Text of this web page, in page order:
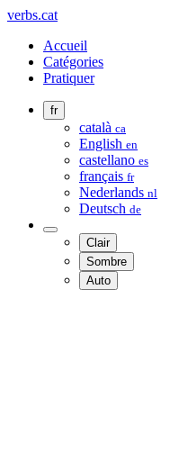
verbs.cat
Accueil
Catégories
Pratiquer
fr
català ca
English en
castellano es
français fr
Nederlands nl
Deutsch de
Clair
Sombre
Auto